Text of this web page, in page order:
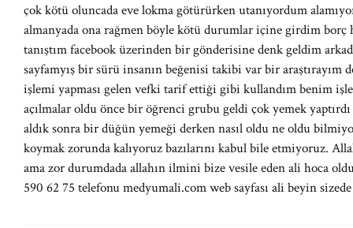
çok kötü oluncada eve lokma götürürken utanıyordum
almanyada ona rağmen böyle kötü durumlar içine girdim
tanıştım facebook üzerinden bir gönderisine denk geldim
sayfamyış bir sürü insanın beğenisi takibi var bir araştırayım
işlemi yapması gelen vefki tarif ettiği gibi kullandım benim
açılmalar oldu önce bir öğrenci grubu geldi çok yemek
aldık sonra bir düğün yemeği derken nasıl oldu ne oldu
koymak zorunda kalıyoruz bazılarını kabul bile etmiyoruz.
ama zor durumdada allahın ilmini bize vesile eden ali hoca
590 62 75 telefonu medyumali.com web sayfası ali beyin